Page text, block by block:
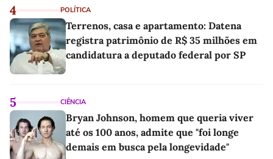
4 POLÍTICA
Terrenos, casa e apartamento: Datena
registra patrimônio de R$ 35 milhões em
candidatura a deputado federal por SP
5 CIÊNCIA
Bryan Johnson, homem que queria viver
até os 100 anos, admite que "foi longe
demais em busca pela longevidade"